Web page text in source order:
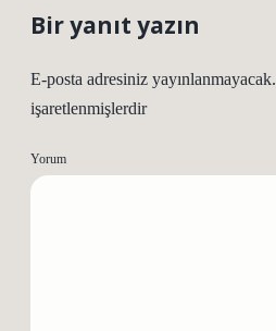
Bir yanıt yazın
E-posta adresiniz yayınlanmayacak.
işaretlenmişlerdir
Yorum